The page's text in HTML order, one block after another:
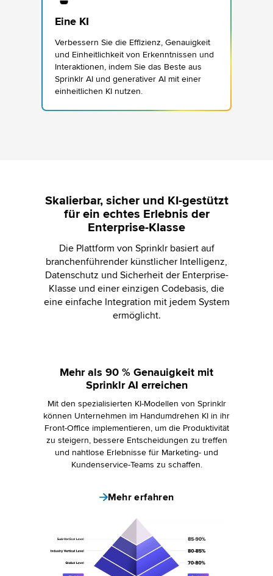
Eine KI
Verbessern Sie die Effizienz, Genauigkeit
und Einheitlichkeit von Erkenntnissen und
Interaktionen, indem Sie das Beste aus
Sprinklr AI und generativer AI mit einer
einheitlichen KI nutzen.
Skalierbar, sicher und KI-gestützt
für ein echtes Erlebnis der
Enterprise-Klasse
Die Plattform von Sprinklr basiert auf
branchenführender künstlicher Intelligenz,
Datenschutz und Sicherheit der Enterprise-
Klasse und einer einzigen Codebasis, die
eine einfache Integration mit jedem System
ermöglicht.
Mehr als 90 % Genauigkeit mit
Sprinklr AI erreichen
Mit den spezialisierten KI-Modellen von Sprinklr
können Unternehmen im Handumdrehen KI in ihr
Front-Office implementieren, um die Produktivität
zu steigern, bessere Entscheidungen zu treffen
und nahtlose Erlebnisse für Marketing- und
Kundenservice-Teams zu schaffen.
Mehr erfahren